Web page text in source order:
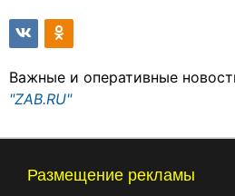
Важные и оперативные
"ZAB.RU"
Размещение рекламы